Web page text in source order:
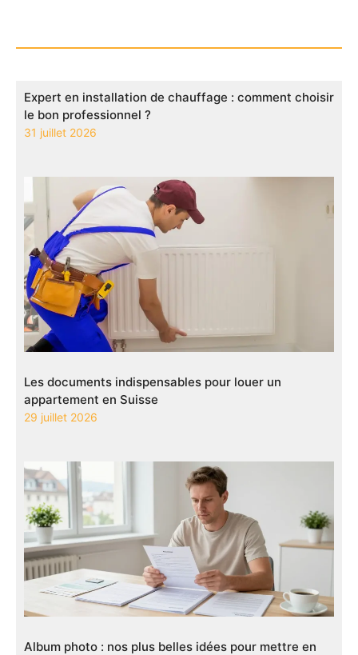
Expert en installation de chauffage : comment choisir
le bon professionnel ?
31 juillet 2026
Les documents indispensables pour louer un
appartement en Suisse
29 juillet 2026
Album photo : nos plus belles idées pour mettre en